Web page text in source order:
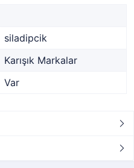
siladipcik
Karışık Markalar
Var